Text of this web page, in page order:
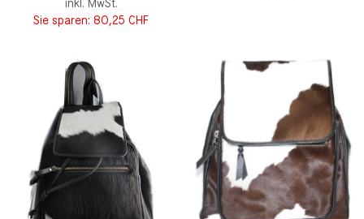
inkl. MwSt.
Sie sparen: 80,25 CHF
Zur Wunschliste hinzufügen
Zur Vergleichsliste hinzufügen
Schnellansicht